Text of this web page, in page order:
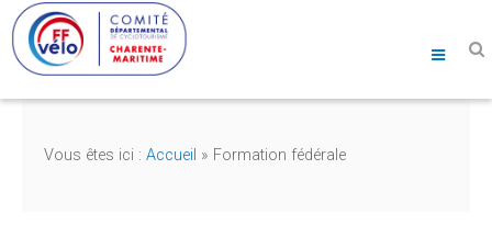
Vous êtes ici : Accueil » Formation fédérale